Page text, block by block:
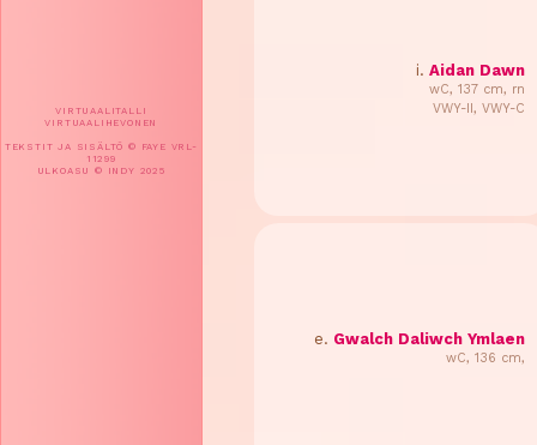
VIRTUAALITALLI
VIRTUAALIHEVONEN
TEKSTIT JA SISÄLTÖ © FAYE VRL-
11299
ULKOASU © INDY 2025
i. Aidan Dawn
wC, 137 cm, rn
VWY-II, VWY-C
e. Gwalch Daliwch Ymlaen
wC, 136 cm,